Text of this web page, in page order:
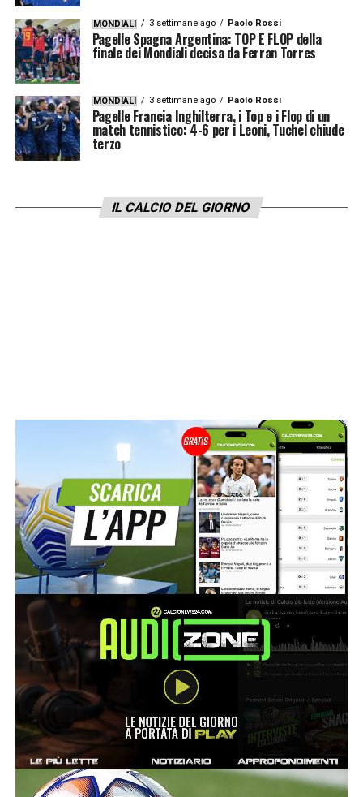
MONDIALI 3 settimane ago Paolo Rossi
Pagelle Spagna Argentina: TOP E FLOP della
finale dei Mondiali decisa da Ferran Torres
MONDIALI 3 settimane ago Paolo Rossi
Pagelle Francia Inghilterra, i Top e i Flop di un
match tennistico: 4-6 per i Leoni, Tuchel chiude
terzo
IL CALCIO DEL GIORNO